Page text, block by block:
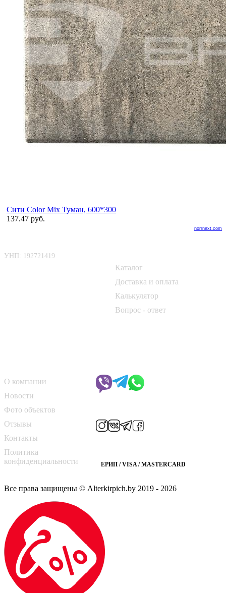
Сити Color Mix Туман, 600*300
137.47 руб.
norrnext.com
УНП: 192721419
Каталог
Доставка и оплата
Калькулятор
Вопрос - ответ
О компании
Новости
Фото объектов
Отзывы
Контакты
Политика
конфиденциальности
ЕРИП / VISA / MASTERCARD
Все права защищены © Alterkirpich.by 2019 - 2026